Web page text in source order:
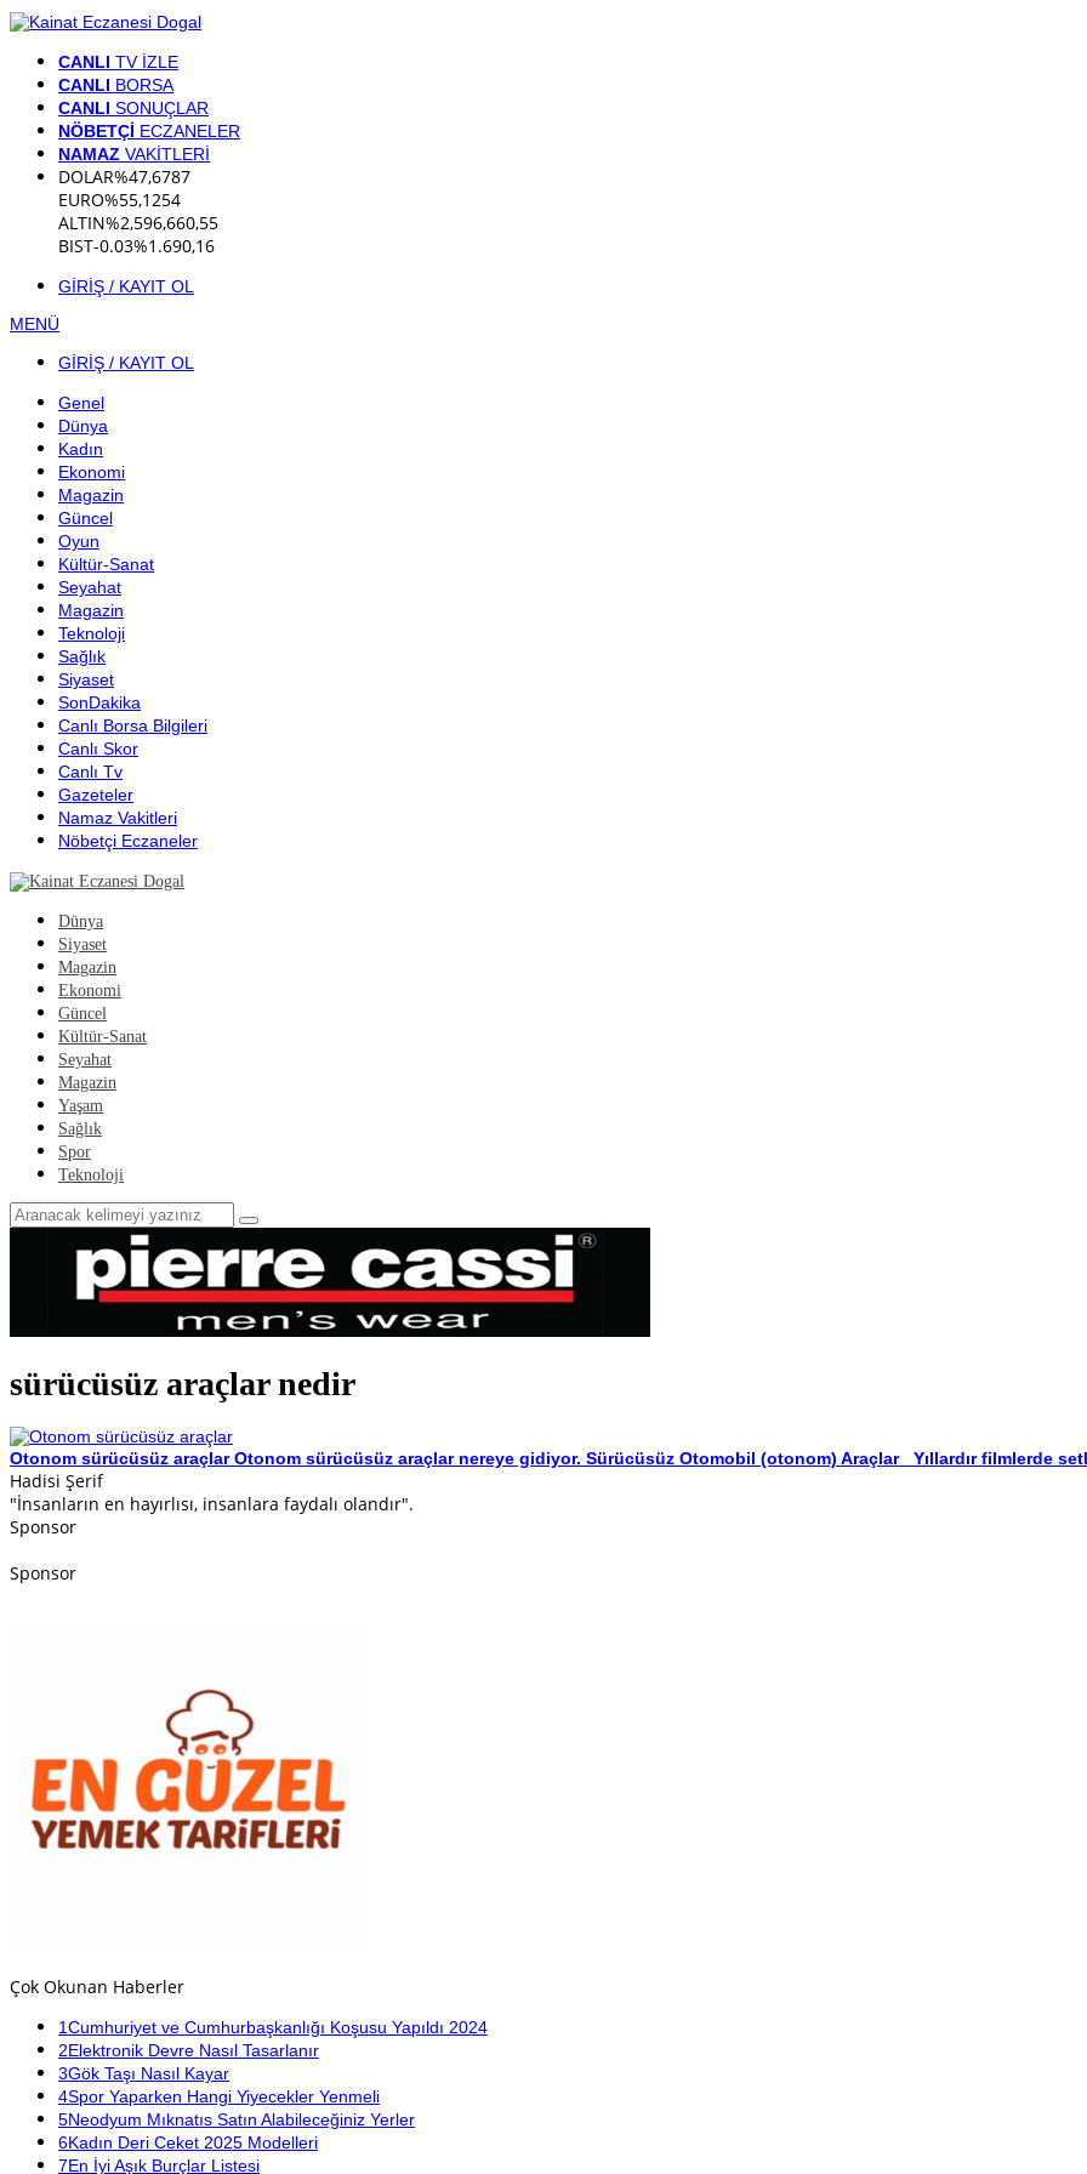
CANLI TV İZLE
CANLI BORSA
CANLI SONUÇLAR
NÖBETÇİ ECZANELER
NAMAZ VAKİTLERİ
DOLAR%47,6787
EURO%55,1254
ALTIN%2,596,660,55
BIST-0.03%1.690,16
GİRİŞ / KAYIT OL
MENÜ
GİRİŞ / KAYIT OL
Genel
Dünya
Kadın
Ekonomi
Magazin
Güncel
Oyun
Kültür-Sanat
Seyahat
Magazin
Teknoloji
Sağlık
Siyaset
SonDakika
Canlı Borsa Bilgileri
Canlı Skor
Canlı Tv
Gazeteler
Namaz Vakitleri
Nöbetçi Eczaneler
Dünya
Siyaset
Magazin
Ekonomi
Güncel
Kültür-Sanat
Seyahat
Magazin
Yaşam
Sağlık
Spor
Teknoloji
sürücüsüz araçlar nedir
Otonom sürücüsüz araçlar Otonom sürücüsüz araçlar nereye gidiyor. Sürücüsüz Otomobil (otonom) Araçlar Yıllardır filmlerde
Hadisi Şerif
"İnsanların en hayırlısı, insanlara faydalı olandır".
Sponsor
Sponsor
Çok Okunan Haberler
1Cumhuriyet ve Cumhurbaşkanlığı Koşusu Yapıldı 2024
2Elektronik Devre Nasıl Tasarlanır
3Gök Taşı Nasıl Kayar
4Spor Yaparken Hangi Yiyecekler Yenmeli
5Neodyum Mıknatıs Satın Alabileceğiniz Yerler
6Kadın Deri Ceket 2025 Modelleri
7En İyi Aşık Burçlar Listesi